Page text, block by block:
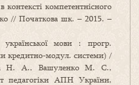
контексті компетентнісного
// Початкова шк. – 2015. –
мови : прогр.
кредитно-модул. системи) /
Н. А., Вашуленко М. С.,
АПН України,